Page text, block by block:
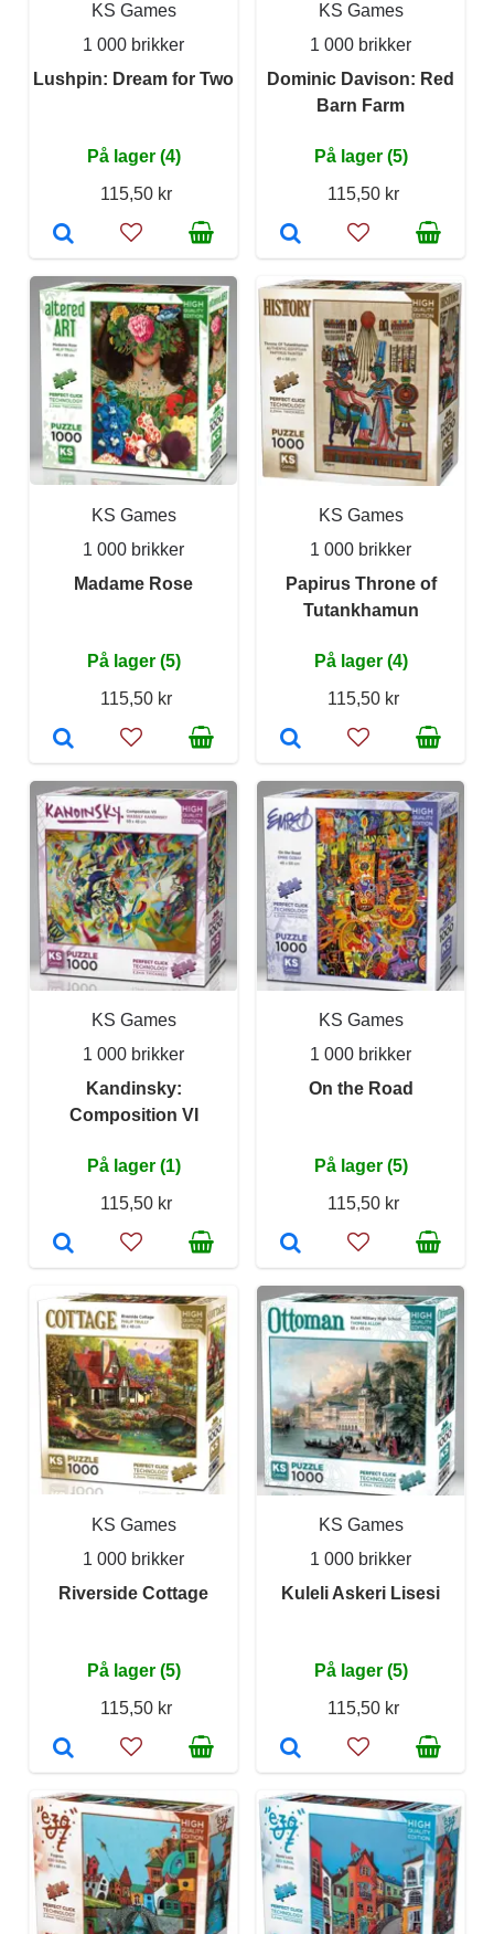
KS Games
1 000 brikker
Lushpin: Dream for Two
På lager (4)
115,50 kr
KS Games
1 000 brikker
Dominic Davison: Red
Barn Farm
På lager (5)
115,50 kr
KS Games
1 000 brikker
Madame Rose
På lager (5)
115,50 kr
KS Games
1 000 brikker
Papirus Throne of
Tutankhamun
På lager (4)
115,50 kr
KS Games
1 000 brikker
Kandinsky:
Composition VI
På lager (1)
115,50 kr
KS Games
1 000 brikker
On the Road
På lager (5)
115,50 kr
KS Games
1 000 brikker
Riverside Cottage
På lager (5)
115,50 kr
KS Games
1 000 brikker
Kuleli Askeri Lisesi
På lager (5)
115,50 kr